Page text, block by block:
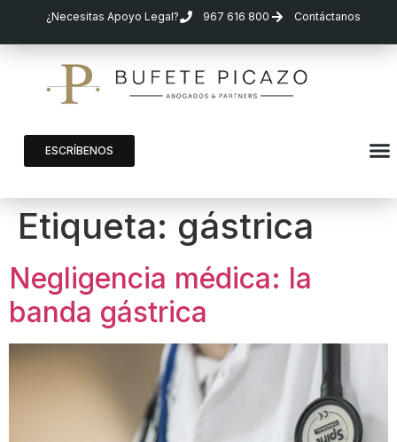
¿Necesitas Apoyo Legal? 967 616 800 Contáctanos
ESCRÍBENOS
Etiqueta: gástrica
Negligencia médica: la
banda gástrica